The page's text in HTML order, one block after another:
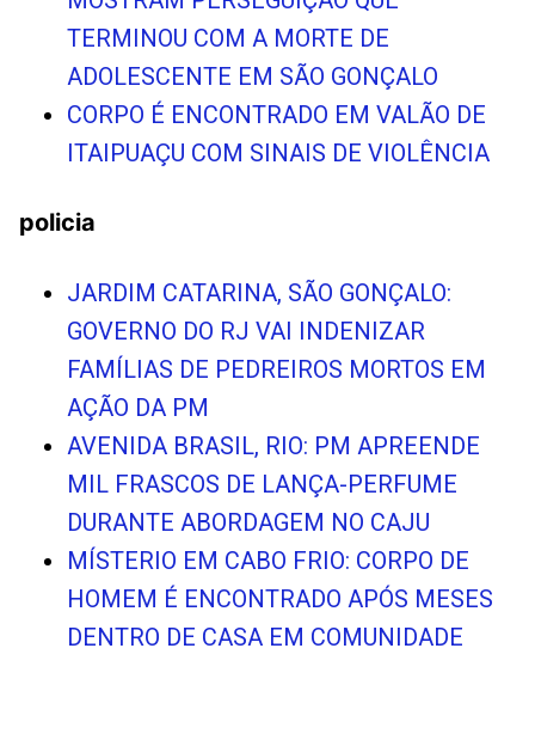
TERMINOU COM A MORTE DE
ADOLESCENTE EM SÃO GONÇALO
CORPO É ENCONTRADO EM VALÃO DE
ITAIPUAÇU COM SINAIS DE VIOLÊNCIA
policia
JARDIM CATARINA, SÃO GONÇALO:
GOVERNO DO RJ VAI INDENIZAR
FAMÍLIAS DE PEDREIROS MORTOS EM
AÇÃO DA PM
AVENIDA BRASIL, RIO: PM APREENDE
MIL FRASCOS DE LANÇA-PERFUME
DURANTE ABORDAGEM NO CAJU
MÍSTERIO EM CABO FRIO: CORPO DE
HOMEM É ENCONTRADO APÓS MESES
DENTRO DE CASA EM COMUNIDADE